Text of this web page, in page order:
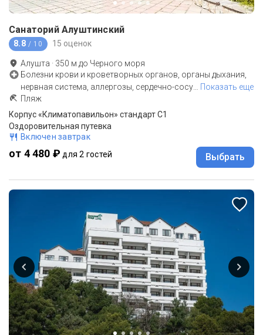
Санаторий Алуштинский
8.8 / 10 15 оценок
Алушта · 350 м до Черного моря
Болезни крови и кроветворных органов, органы дыхания,
нервная система, аллергозы, сердечно-сосу
Показать еще
Пляж
Корпус «Климатопавильон» стандарт С1
Оздоровительная путевка
Включен завтрак
от 4 480 ₽ для 2 гостей Выбрать